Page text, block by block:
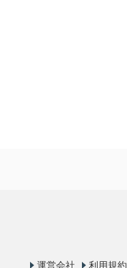
運営会社 利用規約